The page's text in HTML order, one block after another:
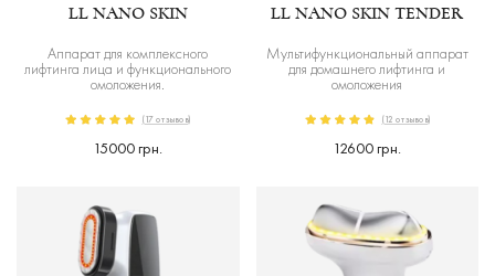
LL NANO SKIN
Аппарат для комплексного
лифтинга лица и функционального
омоложения.
(17 отзывов)
15000 грн.
LL NANO SKIN TENDER
Мультифункциональный аппарат
для домашнего лифтинга и
омоложения
(12 отзывов)
12600 грн.